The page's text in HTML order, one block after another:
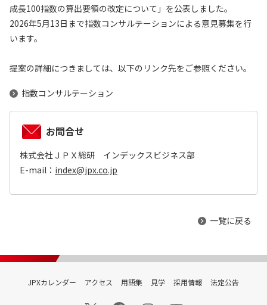
成長100指数の算出要領の改定について」を公表しました。
2026年5月13日まで指数コンサルテーションによる意見募集を行
います。
提案の詳細につきましては、以下のリンク先をご参照ください。
指数コンサルテーション
お問合せ
株式会社ＪＰＸ総研 インデックスビジネス部
E-mail： index@jpx.co.jp
一覧に戻る
JPXカレンダー アクセス 用語集 見学 採用情報 法定公告